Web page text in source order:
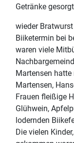
Getränke
wieder
Biiketermin bei
waren viele
Martensen
Martensen,
Frauen fleißige
Glühwein,
lodernden
Die vielen